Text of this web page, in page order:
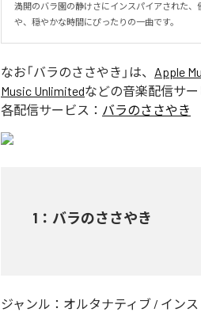
満開のバラ園の静けさにインスパイアされた、
や、穏やかな時間にぴったりの一曲です。
なお「バラのささやき 」は、 Apple
Music Unlimitedなどの音楽配信サー
各配信サービス： バラのささやき
1 ： バラのささやき
ジャンル： オルタナティブ / イン